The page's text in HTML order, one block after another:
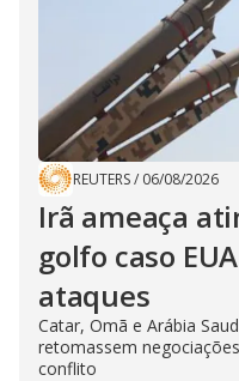
REUTERS/ 06/08/2026
Irã ameaça
golfo caso
ataques
Catar, Omã e Arábia
retomassem
conflito